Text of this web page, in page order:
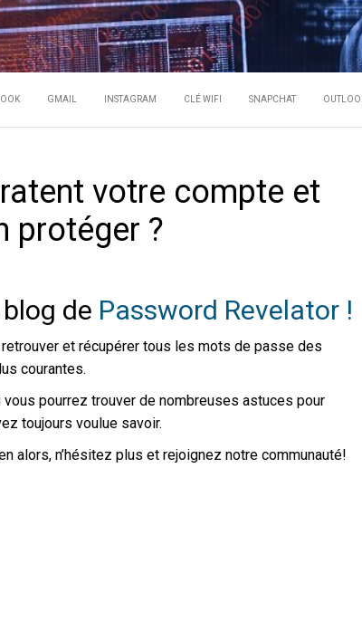
HACKER
?
des comptes
GMAIL INSTAGRAM CLÉ WIFI SNAPCHAT
votre compte et
protéger ?
de Password Revelator !
et récupérer tous les mots de passe des
courantes.
pourrez trouver de nombreuses astuces pour
toujours voulue savoir.
alors, n’hésitez plus et rejoignez notre communauté!